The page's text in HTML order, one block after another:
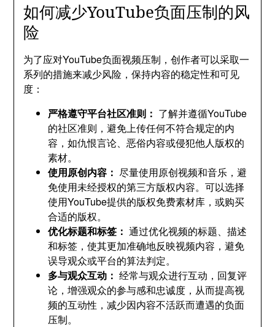
如何减少YouTube负面压制的风
险
为了应对YouTube负面视频压制，创作者可以采取一
系列的措施来减少风险，保持内容的稳定性和可见
度：
严格遵守平台社区准则： 了解并遵循YouTube
的社区准则，避免上传任何不符合规定的内
容，如仇恨言论、恶俗内容或侵犯他人版权的
素材。
使用原创内容： 尽量使用原创视频和音乐，避
免使用未经授权的第三方版权内容。可以选择
使用YouTube提供的版权免费素材库，或购买
合适的版权。
优化标题和标签： 通过优化视频的标题、描述
和标签，使其更加准确地反映视频内容，避免
误导观众或平台的算法判定。
多与观众互动： 经常与观众进行互动，回复评
论，增强观众的参与感和忠诚度，从而提高视
频的互动性，减少因内容不活跃而遭遇的负面
压制。